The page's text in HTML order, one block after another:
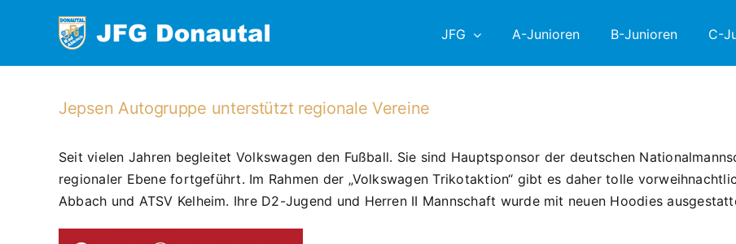
JFG A-Junioren B-Junioren C-
Jepsen Autogruppe unterstützt regionale Vereine
Seit vielen Jahren begleitet Volkswagen den Fußball. Sie sind Hauptsponsor der deutschen
regionaler Ebene fortgeführt. Im Rahmen der „Volkswagen Trikotaktion“ gibt es daher tolle
Abbach und ATSV Kelheim. Ihre D2-Jugend und Herren II Mannschaft wurde mit neuen Hoodies